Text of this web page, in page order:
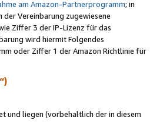
am Amazon-Partnerprogramm; in
Vereinbarung zugewiesene
Ziffer 3 der IP-Lizenz für das
wird hiermit Folgendes
oder Ziffer 1 der Amazon Richtlinie für
und liegen (vorbehaltlich der in diesem